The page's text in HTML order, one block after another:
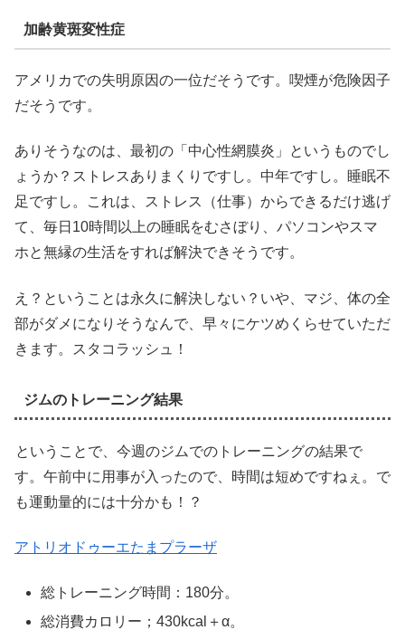
加齢黄斑変性症
アメリカでの失明原因の一位だそうです。喫煙が危険因子
だそうです。
ありそうなのは、最初の「中心性網膜炎」というものでし
ょうか？ストレスありまくりですし。中年ですし。睡眠不
足ですし。これは、ストレス（仕事）からできるだけ逃げ
て、毎日10時間以上の睡眠をむさぼり、パソコンやスマ
ホと無縁の生活をすれば解決できそうです。
え？ということは永久に解決しない？いや、マジ、体の全
部がダメになりそうなんで、早々にケツめくらせていただ
きます。スタコラッシュ！
ジムのトレーニング結果
ということで、今週のジムでのトレーニングの結果で
す。午前中に用事が入ったので、時間は短めですねぇ。で
も運動量的には十分かも！？
アトリオドゥーエたまプラーザ
総トレーニング時間：180分。
総消費カロリー；430kcal＋α。